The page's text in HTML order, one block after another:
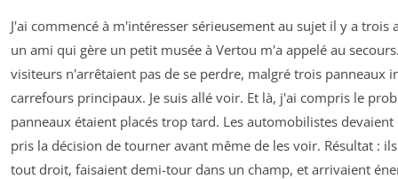
J'ai commencé à m'intéresser sérieusement au sujet il y a trois
un ami qui gère un petit musée à Vertou m'a appelé au
visiteurs n'arrêtaient pas de se perdre, malgré trois panneaux
carrefours principaux. Je suis allé voir. Et là, j'ai compris le
panneaux étaient placés trop tard. Les automobilistes
pris la décision de tourner avant même de les voir. Résultat :
tout droit, faisaient demi-tour dans un champ, et arrivaient